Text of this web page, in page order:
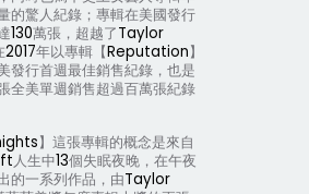
的驚人紀錄；專輯在美國發行
130萬張，超越了Taylor
2017年以專輯【Reputation】
發行首週最佳銷售紀錄，也是
全美單週銷售超過百萬張紀錄
】這張專輯的概念是來自
人生中13個失眠夜晚，在午夜
的一系列作品，由Taylor